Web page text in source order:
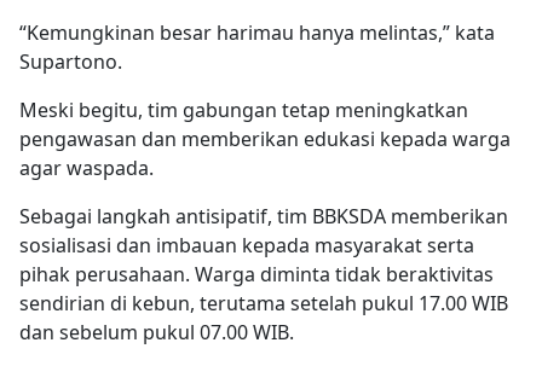
“Kemungkinan besar harimau hanya melintas,” kata
Supartono.
Meski begitu, tim gabungan tetap meningkatkan
pengawasan dan memberikan edukasi kepada warga
agar waspada.
Sebagai langkah antisipatif, tim BBKSDA memberikan
sosialisasi dan imbauan kepada masyarakat serta
pihak perusahaan. Warga diminta tidak beraktivitas
sendirian di kebun, terutama setelah pukul 17.00 WIB
dan sebelum pukul 07.00 WIB.